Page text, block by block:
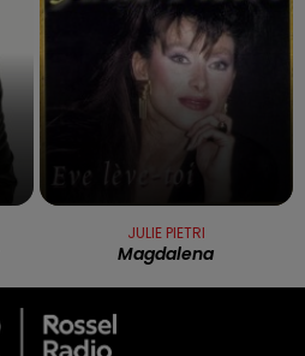
JULIE PIETRI
Magdalena